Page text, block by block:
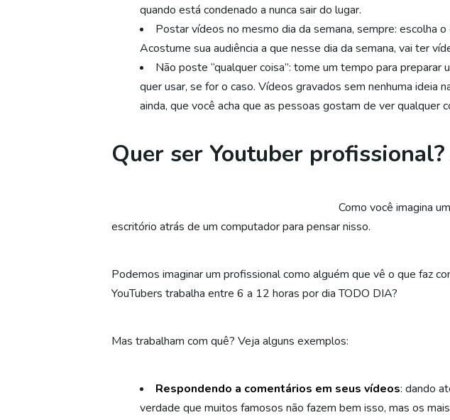
quando está condenado a nunca sair do lugar.
Postar vídeos no mesmo dia da semana, sempre: escolha
Acostume sua audiência a que nesse dia da semana, vai ter
Não poste “qualquer coisa”: tome um tempo para
quer usar, se for o caso. Vídeos gravados sem nenhuma ideia
ainda, que você acha que as pessoas gostam de ver qualquer
Quer ser Youtuber
Como você imagina
escritório atrás de um computador para pensar nisso.
Podemos imaginar um profissional como alguém que vê o que faz
YouTubers trabalha entre 6 a 12 horas por dia TODO DIA?
Mas trabalham com quê? Veja alguns exemplos:
Respondendo a comentários em seus vídeos: dando
verdade que muitos famosos não fazem bem isso, mas os